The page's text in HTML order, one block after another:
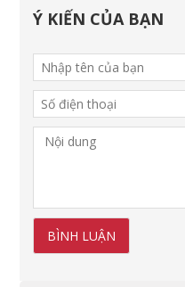
Ý KIẾN CỦA BẠN